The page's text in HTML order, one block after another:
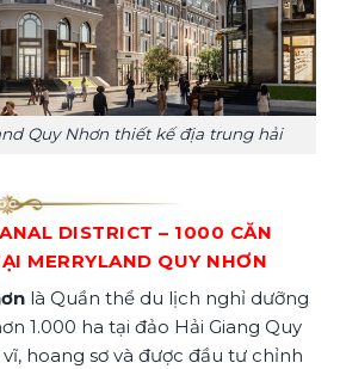
Quy Nhơn thiết kế địa trung hải
DISTRICT – 1000 CĂN
MERRYLAND QUY NHƠN
là Quần thể du lịch nghỉ dưỡng
1.000 ha tại đảo Hải Giang Quy
hoang sơ và được đầu tư chỉnh